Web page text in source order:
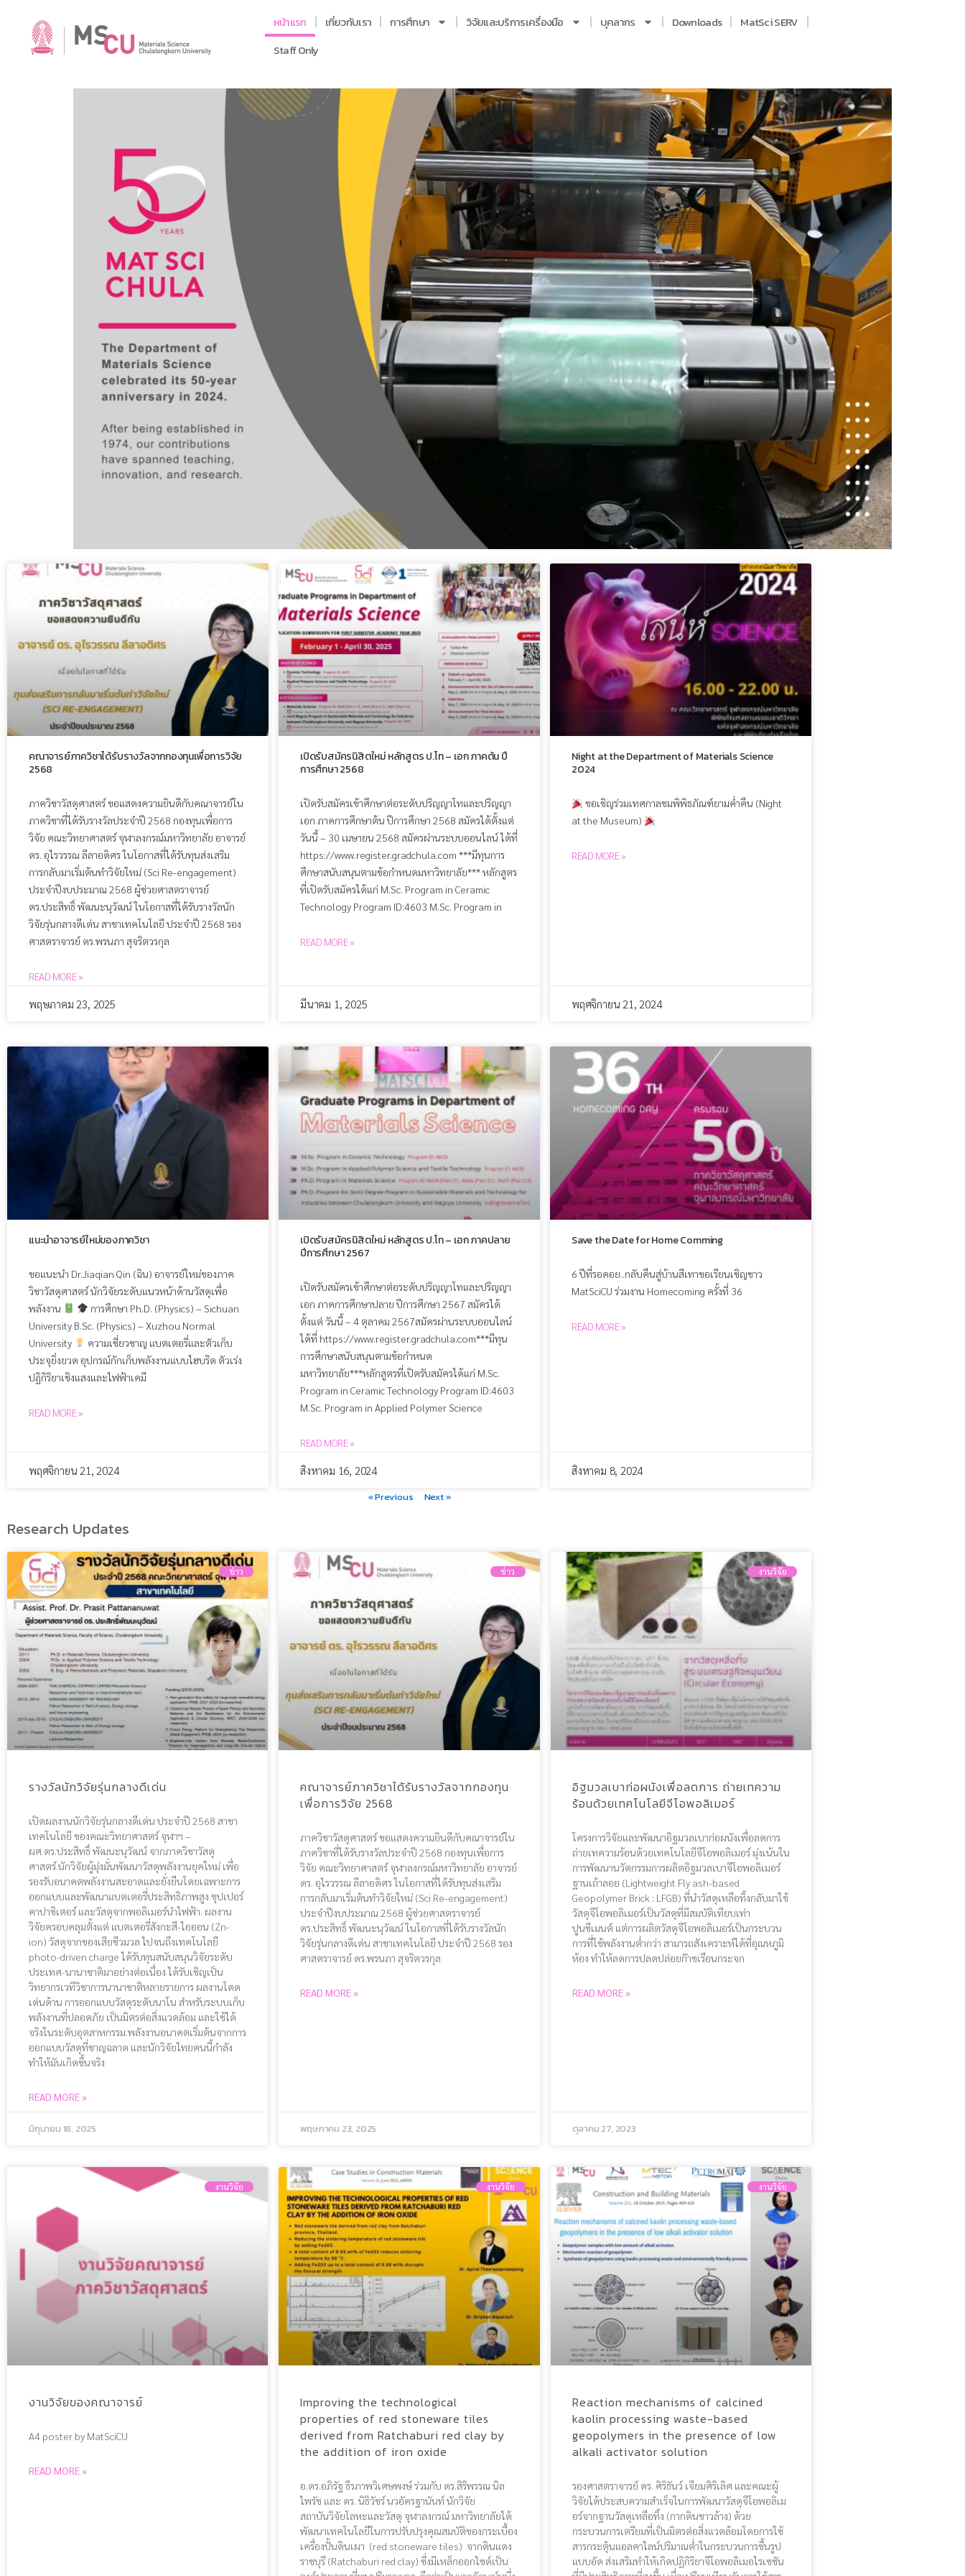
หน้าแรก เกี่ยวกับเรา การศึกษา วิจัยและบริการเครื่องมือ บุคลากร Downloads
MatSci SERV
Staff Only
คณาจารย์ภาควิชาได้รับรางวัลจากกองทุนเพื่อการวิจัย
2568
ภาควิชาวัสดุศาสตร์ ขอแสดงความยินดีกับคณาจารย์ใน
ภาควิชาที่ได้รับรางวัลประจำปี 2568 กองทุนเพื่อการ
วิจัย คณะวิทยาศาสตร์ จุฬาลงกรณ์มหาวิทยาลัย อาจารย์
ดร. อุไรวรรณ ลีลาอดิศร ในโอกาสที่ได้รับทุนส่งเสริม
การกลับมาเริ่มต้นทําวิจัยใหม่ (Sci Re-engagement)
ประจำปีงบประมาณ 2568 ผู้ช่วยศาสตราจารย์
ดร.ประสิทธิ์ พัฒนะนุวัฒน์ ในโอกาสที่ได้รับรางวัลนัก
วิจัยรุ่นกลางดีเด่น สาขาเทคโนโลยี ประจำปี 2568 รอง
ศาสตราจารย์ ดร.พรนภา สุจริตวรกุล
READ MORE »
พฤษภาคม 23, 2025
เปิดรับสมัครนิสิตใหม่ หลักสูตร ป.โท – เอก ภาคต้น ปี
การศึกษา 2568
เปิดรับสมัครเข้าศึกษาต่อระดับปริญญาโทและปริญญา
เอก ภาคการศึกษาต้น ปีการศึกษา 2568 สมัครได้ตั้งแต่
วันนี้ – 30 เมษายน 2568 สมัครผ่านระบบออนไลน์ ได้ที่
https://www.register.gradchula.com ***มีทุนการ
ศึกษาสนับสนุนตามข้อกำหนดมหาวิทยาลัย*** หลักสูตร
ที่เปิดรับสมัครได้แก่ M.Sc. Program in Ceramic
Technology Program ID:4603 M.Sc. Program in
READ MORE »
มีนาคม 1, 2025
Night at the Department of Materials Science
2024
ขอเชิญร่วมเทศกาลชมพิพิธภัณฑ์ยามค่ำคืน (Night
at the Museum)
READ MORE »
พฤศจิกายน 21, 2024
แนะนำอาจารย์ใหม่ของภาควิชา
ขอแนะนำ Dr.Jiaqian Qin (ฉิน) อาจารย์ใหม่ของภาค
วิชาวัสดุศาสตร์ นักวิจัยระดับแนวหน้าด้านวัสดุเพื่อ
พลังงาน
การศึกษา Ph.D. (Physics) – Sichuan
University B.Sc. (Physics) – Xuzhou Normal
University
ความเชี่ยวชาญ แบตเตอรี่และตัวเก็บ
ประจุยิ่งยวด อุปกรณ์กักเก็บพลังงานแบบไฮบริด ตัวเร่ง
ปฏิกิริยาเชิงแสงและไฟฟ้าเคมี
READ MORE »
พฤศจิกายน 21, 2024
เปิดรับสมัครนิสิตใหม่ หลักสูตร ป.โท – เอก ภาคปลาย
ปีการศึกษา 2567
เปิดรับสมัครเข้าศึกษาต่อระดับปริญญาโทและปริญญา
เอก ภาคการศึกษาปลาย ปีการศึกษา 2567 สมัครได้
ตั้งแต่ วันนี้ – 4 ตุลาคม 2567สมัครผ่านระบบออนไลน์
ได้ที่ https://www.register.gradchula.com***มีทุน
การศึกษาสนับสนุนตามข้อกำหนด
มหาวิทยาลัย***หลักสูตรที่เปิดรับสมัครได้แก่ M.Sc.
Program in Ceramic Technology Program ID:4603
M.Sc. Program in Applied Polymer Science
READ MORE »
สิงหาคม 16, 2024
Save the Date for Home Comming
6 ปีที่รอคอย..กลับคืนสู่บ้านสีเทาขอเรียนเชิญชาว
MatSciCU ร่วมงาน Homecoming ครั้งที่ 36
READ MORE »
สิงหาคม 8, 2024
« Previous
Next »
Research Updates
ข่าว
รางวัลนักวิจัยรุ่นกลางดีเด่น
เปิดผลงานนักวิจัยรุ่นกลางดีเด่น ประจำปี 2568 สาขา
เทคโนโลยี ของคณะวิทยาศาสตร์ จุฬาฯ –
ผศ.ดร.ประสิทธิ์ พัฒนะนุวัฒน์ จากภาควิชาวัสดุ
ศาสตร์.นักวิจัยผู้มุ่งมั่นพัฒนาวัสดุพลังงานยุคใหม่ เพื่อ
รองรับอนาคตพลังงานสะอาดและยั่งยืนโดยเฉพาะการ
ออกแบบและพัฒนาแบตเตอรี่ประสิทธิภาพสูง ซุปเปอร์
คาปาซิเตอร์ และวัสดุจากพอลิเมอร์นำไฟฟ้า. ผลงาน
วิจัยครอบคลุมตั้งแต่ แบตเตอรี่สังกะสี-ไอออน (Zn-
ion) วัสดุจากของเสียชีวมวล ไปจนถึงเทคโนโลยี
photo-driven charge ได้รับทุนสนับสนุนวิจัยระดับ
ประเทศ-นานาชาติมาอย่างต่อเนื่อง ได้รับเชิญเป็น
วิทยากรเวทีวิชาการนานาชาติหลายรายการ ผลงานโดด
เด่นด้าน การออกแบบวัสดุระดับนาโน สำหรับระบบเก็บ
พลังงานที่ปลอดภัย เป็นมิตรต่อสิ่งแวดล้อม และใช้ได้
จริงในระดับอุตสาหกรรม.พลังงานอนาคตเริ่มต้นจากการ
ออกแบบวัสดุที่ชาญฉลาด และนักวิจัยไทยคนนี้กำลัง
ทำให้มันเกิดขึ้นจริง
READ MORE »
มิถุนายน 18, 2025
ข่าว
คณาจารย์ภาควิชาได้รับรางวัลจากกองทุน
เพื่อการวิจัย 2568
ภาควิชาวัสดุศาสตร์ ขอแสดงความยินดีกับคณาจารย์ใน
ภาควิชาที่ได้รับรางวัลประจำปี 2568 กองทุนเพื่อการ
วิจัย คณะวิทยาศาสตร์ จุฬาลงกรณ์มหาวิทยาลัย อาจารย์
ดร. อุไรวรรณ ลีลาอดิศร ในโอกาสที่ได้รับทุนส่งเสริม
การกลับมาเริ่มต้นทําวิจัยใหม่ (Sci Re-engagement)
ประจำปีงบประมาณ 2568 ผู้ช่วยศาสตราจารย์
ดร.ประสิทธิ์ พัฒนะนุวัฒน์ ในโอกาสที่ได้รับรางวัลนัก
วิจัยรุ่นกลางดีเด่น สาขาเทคโนโลยี ประจำปี 2568 รอง
ศาสตราจารย์ ดร.พรนภา สุจริตวรกุล
READ MORE »
พฤษภาคม 23, 2025
งานวิจัย
อิฐมวลเบาก่อผนังเพื่อลดการ ถ่ายเทความ
ร้อนด้วยเทคโนโลยีจีโอพอลิเมอร์
โครงการวิจัยและพัฒนาอิฐมวลเบาก่อผนังเพื่อลดการ
ถ่ายเทความร้อนด้วยเทคโนโลยีจีโอพอลิเมอร์ มุ่งเน้นใน
การพัฒนานวัตกรรมการผลิตอิฐมวลเบาจีโอพอลิเมอร์
ฐานเถ้าลอย (Lightweight Fly ash-based
Geopolymer Brick : LFGB) ที่นำวัสดุเหลือทิ้งกลับมาใช้
วัสดุจีโอพอลิเมอร์เป็นวัสดุที่มีสมบัติเทียบเท่า
ปูนซีเมนต์ แต่การผลิตวัสดุจีโอพอลิเมอร์เป็นกระบวน
การที่ใช้พลังงานต่ำกว่า สามารถสังเคราะห์ได้ที่อุณหภูมิ
ห้อง ทำให้ลดการปลดปล่อยก๊าซเรือนกระจก
READ MORE »
ตุลาคม 27, 2023
งานวิจัย
งานวิจัยของคณาจารย์
A4 poster by MatSciCU
READ MORE »
งานวิจัย
Improving the technological
properties of red stoneware tiles
derived from Ratchaburi red clay by
the addition of iron oxide
อ.ดร.อภิรัฐ ธีรภาพวิเศษพงษ์ ร่วมกับ ดร.สิริพรรณ นิล
ไพรัช และ ดร. นิธิวัชร์ นวอัครฐานันท์ นักวิจัย
สถาบันวิจัยโลหะและวัสดุ จุฬาลงกรณ์ มหาวิทยาลัยได้
พัฒนาเทคโนโลยีในการปรับปรุงคุณสมบัติของกระเบื้อง
เครื่องปั้นดินเผา (red stoneware tiles) จากดินแดง
ราชบุรี (Ratchaburi red clay) ซึ่งมีเหล็กออกไซด์เป็น
งานวิจัย
Reaction mechanisms of calcined
kaolin processing waste-based
geopolymers in the presence of low
alkali activator solution
รองศาสตราจารย์ ดร. ศิริธันว์ เจียมศิริเลิศ และคณะผู้
วิจัยได้ประสบความสำเร็จในการพัฒนาวัสดุจีโอพอลิเม
อร์จากฐานวัสดุเหลือทิ้ง (กากดินขาวล้าง) ด้วย
กระบวนการเตรียมที่เป็นมิตรต่อสิ่งแวดล้อมโดยการใช้
สารกระตุ้นแอลคาไลน์ปริมาณต่ำในกระบวนการขึ้นรูป
แบบอัด ส่งเสริมทำให้เกิดปฏิกิริยาจีโอพอลิเมอไรเซชัน